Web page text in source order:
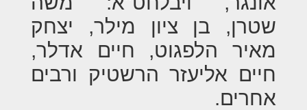
שטרן, בן ציון מילר, יצחק
מאיר הלפגוט, חיים אדלר,
חיים אליעזר הרשטיק ורבים
אחרים.